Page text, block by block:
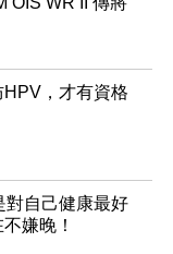
，才有資格
對自己健康最好
嫌晚！